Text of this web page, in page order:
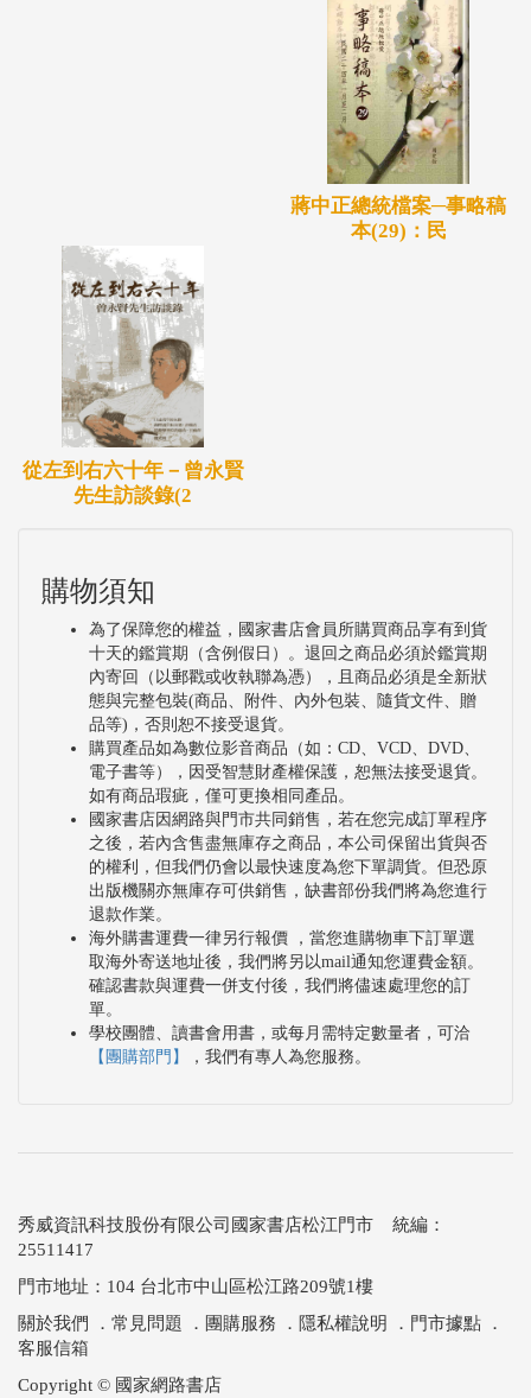
蔣中正總統檔案─事略稿
本(29)：民
從左到右六十年－曾永賢
先生訪談錄(2
購物須知
為了保障您的權益，國家書店會員所購買商品享有到貨
十天的鑑賞期（含例假日）。退回之商品必須於鑑賞期
內寄回（以郵戳或收執聯為憑），且商品必須是全新狀
態與完整包裝(商品、附件、內外包裝、隨貨文件、贈
品等)，否則恕不接受退貨。
購買產品如為數位影音商品（如：CD、VCD、DVD、
電子書等），因受智慧財產權保護，恕無法接受退貨。
如有商品瑕疵，僅可更換相同產品。
國家書店因網路與門市共同銷售，若在您完成訂單程序
之後，若內含售盡無庫存之商品，本公司保留出貨與否
的權利，但我們仍會以最快速度為您下單調貨。但恐原
出版機關亦無庫存可供銷售，缺書部份我們將為您進行
退款作業。
海外購書運費一律另行報價 ，當您進購物車下訂單選
取海外寄送地址後，我們將另以mail通知您運費金額。
確認書款與運費一併支付後，我們將儘速處理您的訂
單。
學校團體、讀書會用書，或每月需特定數量者，可洽
【團購部門】
，我們有專人為您服務。
秀威資訊科技股份有限公司國家書店松江門市 統編：
25511417
門市地址：104 台北市中山區松江路209號1樓
關於我們
． 常見問題 ． 團購服務 ． 隱私權說明 ． 門市據點 ．
客服信箱
Copyright © 國家網路書店